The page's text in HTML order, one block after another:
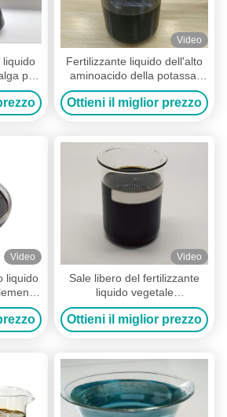
liquido
per
Video
Fertilizzante liquido dell'alto
aminoacido della potassa,
complesso liquido 40% pH 4
- 5 dell'aminoacido
Ottieni il miglior prezzo
Video
liquido
Video
Sale libero del fertilizzante
liquido vegetale
dell'aminoacido di Hydrolisis
per le formulazioni
Ottieni il miglior prezzo